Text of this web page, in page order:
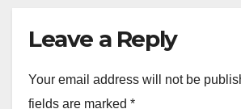
Leave a Reply
Your email address will not be
fields are marked *